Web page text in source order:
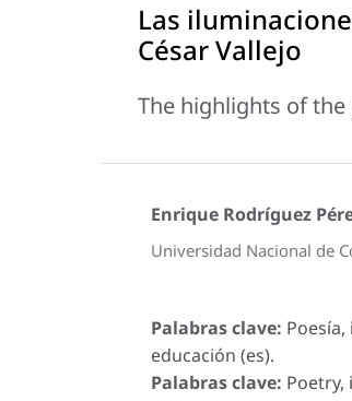
Las
César Vallejo
The highlights of
Enrique Rodríguez
Universidad Nacional de
Palabras clave:
educación (es).
Palabras clave: